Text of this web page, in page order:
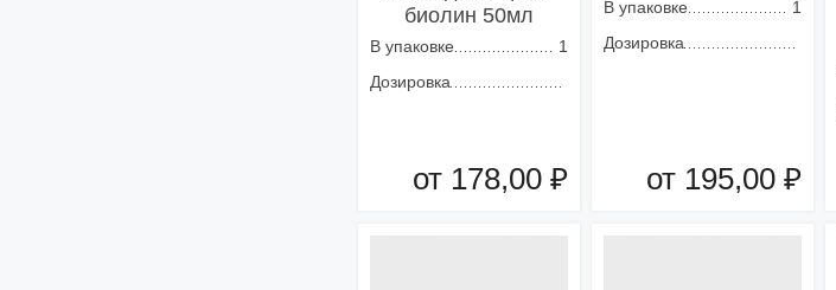
биолин 50мл
В упаковке
1
Дозировка
от 178,00 ₽
В упаковке
1
Дозировка
от 195,00 ₽